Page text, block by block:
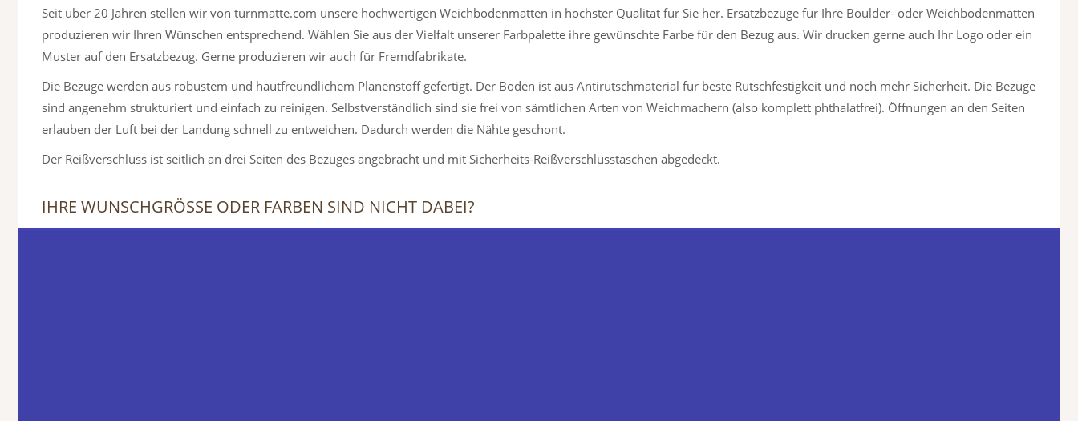
Seit über 20 Jahren stellen wir von turnmatte.com unsere hochwertigen Weichbodenmatten in höchster Qualität für Sie her. Ersatzbezüge für Ihre Boulder- oder Weichbodenmatten
produzieren wir Ihren Wünschen entsprechend. Wählen Sie aus der Vielfalt unserer Farbpalette ihre gewünschte Farbe für den Bezug aus. Wir drucken gerne auch Ihr Logo oder ein
Muster auf den Ersatzbezug. Gerne produzieren wir auch für Fremdfabrikate.
Die Bezüge werden aus robustem und hautfreundlichem Planenstoff gefertigt. Der Boden ist aus Antirutschmaterial für beste Rutschfestigkeit und noch mehr Sicherheit. Die Bezüge
sind angenehm strukturiert und einfach zu reinigen. Selbstverständlich sind sie frei von sämtlichen Arten von Weichmachern (also komplett phthalatfrei). Öffnungen an den Seiten
erlauben der Luft bei der Landung schnell zu entweichen. Dadurch werden die Nähte geschont.
Der Reißverschluss ist seitlich an drei Seiten des Bezuges angebracht und mit Sicherheits-Reißverschlusstaschen abgedeckt.
IHRE WUNSCHGRÖSSE ODER FARBEN SIND NICHT DABEI?